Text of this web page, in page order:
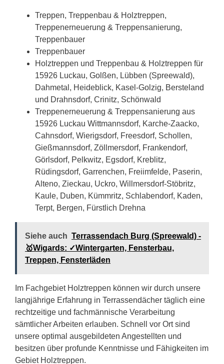
Treppen, Treppenbau & Holztreppen,
Treppenerneuerung & Treppensanierung,
Treppenbauer
Treppenbauer
Holztreppen und Treppenbau & Holztreppen für
15926 Luckau, Golßen, Lübben (Spreewald),
Dahmetal, Heideblick, Kasel-Golzig, Bersteland
und Drahnsdorf, Crinitz, Schönwald
Treppenerneuerung & Treppensanierung aus
15926 Luckau Wittmannsdorf, Karche-Zaacko,
Cahnsdorf, Wierigsdorf, Freesdorf, Schollen,
Gießmannsdorf, Zöllmersdorf, Frankendorf,
Görlsdorf, Pelkwitz, Egsdorf, Kreblitz,
Rüdingsdorf, Garrenchen, Freiimfelde, Paserin,
Alteno, Zieckau, Uckro, Willmersdorf-Stöbritz,
Kaule, Duben, Kümmritz, Schlabendorf, Kaden,
Terpt, Bergen, Fürstlich Drehna
Siehe auch Terrassendach Burg (Spreewald) -
🥇Wigards: ✓Wintergarten, Fensterbau,
Treppen, Fensterläden
Im Fachgebiet Holztreppen können wir durch unsere
langjährige Erfahrung in Terrassendächer täglich eine
rechtzeitige und fachmännische Verarbeitung
sämtlicher Arbeiten erlauben. Schnell vor Ort sind
unsere optimal ausgebildeten Angestellten und
besitzen über profunde Kenntnisse und Fähigkeiten im
Gebiet Holztreppen.